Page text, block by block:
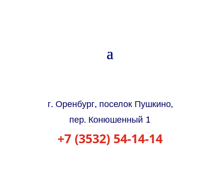
г. Оренбург, поселок Пушкино,
пер. Конюшенный 1
+7 (3532) 54-14-14